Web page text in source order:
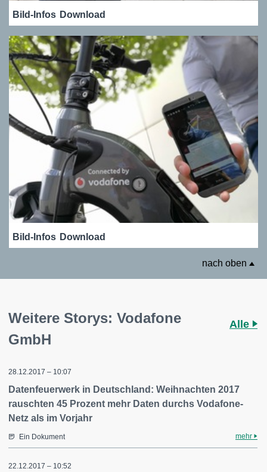
Bild-Infos Download
Bild-Infos Download
nach oben
Weitere Storys: Vodafone
GmbH
Alle
28.12.2017 – 10:07
Datenfeuerwerk in Deutschland: Weihnachten 2017
rauschten 45 Prozent mehr Daten durchs Vodafone-
Netz als im Vorjahr
Ein Dokument mehr
22.12.2017 – 10:52